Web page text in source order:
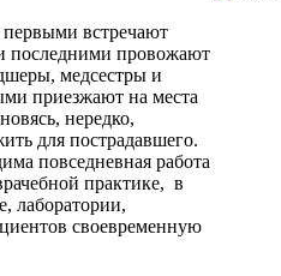
встречают
последними провожают
медсестры и
приезжают на места
нередко,
для пострадавшего.
повседневная работа
практике, в
лаборатории,
своевременную